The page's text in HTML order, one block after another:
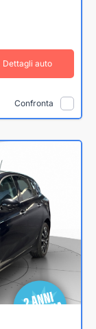
Dettagli auto
Confronta